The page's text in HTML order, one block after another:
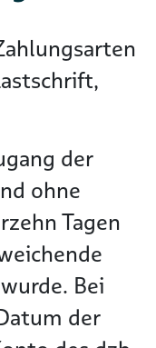
der
ohne
Tagen
Bei
der